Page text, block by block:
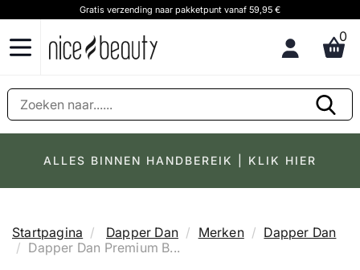
Gratis verzending naar pakketpunt vanaf 59,95 €
0
ALLES BINNEN HANDBEREIK | KLIK HIER
Startpagina Dapper Dan Merken
Dapper Dan
Dapper Dan Premium B...